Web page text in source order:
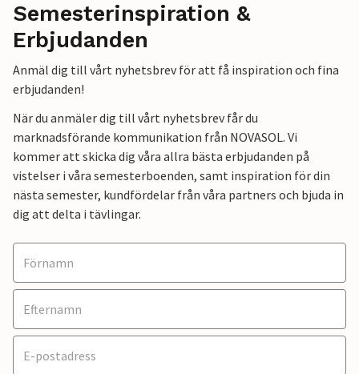
Semesterinspiration &
Erbjudanden
Anmäl dig till vårt nyhetsbrev för att få inspiration och fina
erbjudanden!
När du anmäler dig till vårt nyhetsbrev får du
marknadsförande kommunikation från NOVASOL. Vi
kommer att skicka dig våra allra bästa erbjudanden på
vistelser i våra semesterboenden, samt inspiration för din
nästa semester, kundfördelar från våra partners och bjuda in
dig att delta i tävlingar.